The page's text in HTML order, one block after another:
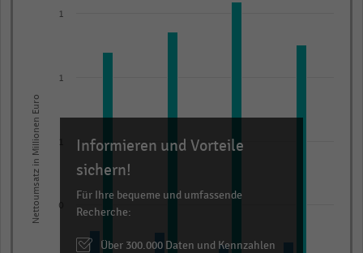
The
chart
has
axis
displaying
categories.
Nettoumsatz in Millionen Euro 0
1
1
Informieren und Vorteile
sichern!
Für Ihre bequeme und umfassende
Recherche:
Über 300.000 Daten und Kennzahlen